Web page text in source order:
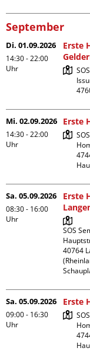
September
Di. 01.09.2026
14:30 - 22:00
Uhr
Erste
Mi. 02.09.2026
14:30 - 22:00
Uhr
Erste
Sa. 05.09.2026
08:30 - 16:00
Uhr
Erste
SOS
40764
Sa. 05.09.2026
09:00 - 16:30
Uhr
Erste